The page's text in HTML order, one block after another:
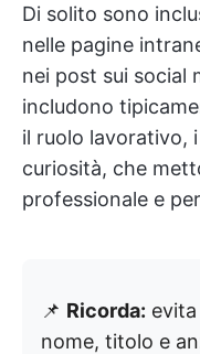
Di solito sono
nelle pagine
nei post sui social
includono
il ruolo lavorativo,
curiosità, che
professionale e
📌 Ricorda:
nome, titolo e